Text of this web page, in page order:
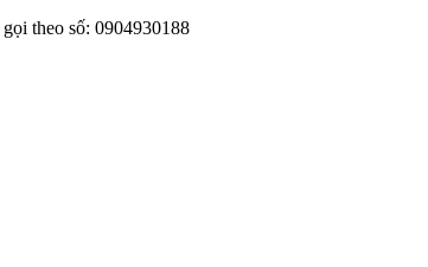
theo số: 0904930188